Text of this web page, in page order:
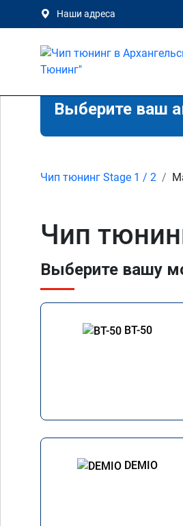
Наши адреса
Выберите ваш
Чип тюнинг Stage 1 / 2
Чип
Выберите вашу
BT-50
DEMIO